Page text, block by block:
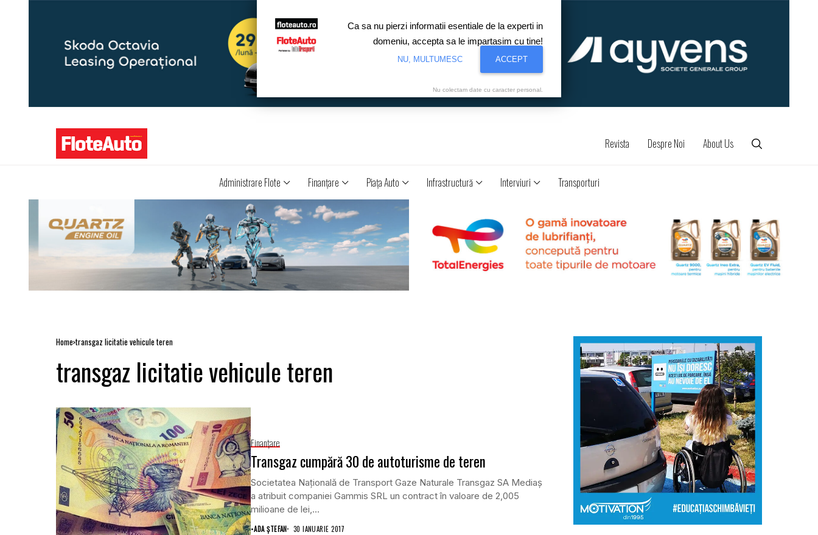
Revista Despre Noi About Us
Administrare Flote Finanţare Piaţa Auto Infrastructură Interviuri Transporturi
Home transgaz licitatie vehicule teren
transgaz licitatie vehicule teren
Finanţare
Transgaz cumpără 30 de autoturisme de teren
Societatea Naţională de Transport Gaze Naturale Transgaz SA Mediaş
a atribuit companiei Gammis SRL un contract în valoare de 2,005
milioane de lei,...
•ADA ȘTEFAN 30 IANUARIE 2017
Ca sa nu pierzi informatii esentiale de la experti in
domeniu, accepta sa le impartasim cu tine!
NU, MULTUMESC ACCEPT
Nu colectam date cu caracter personal.